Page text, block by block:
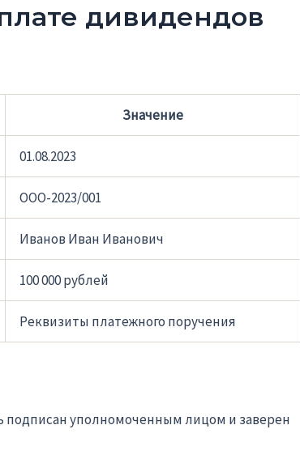
дивидендов
Значение
01.08.2023
ООО-2023/001
Иванов Иван Иванович
100 000 рублей
Реквизиты платежного поручения
уполномоченным лицом и заверен